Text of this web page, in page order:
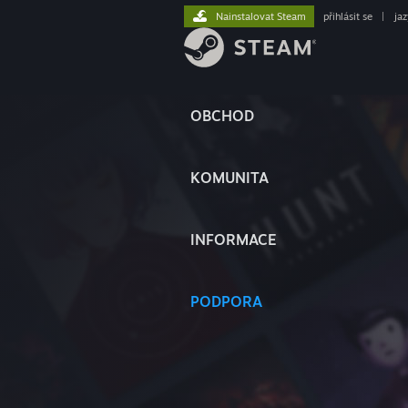
OBCHOD
KOMUNITA
INFORMACE
PODPORA
Nainstalovat Steam přihlásit se